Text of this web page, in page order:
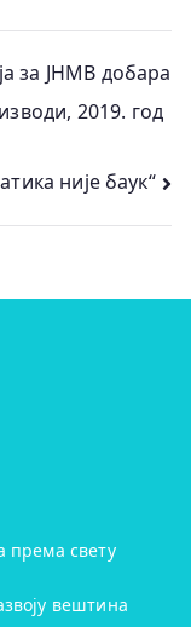
за ЈНМВ добара
2019. год
није баук“
према свету
вештина